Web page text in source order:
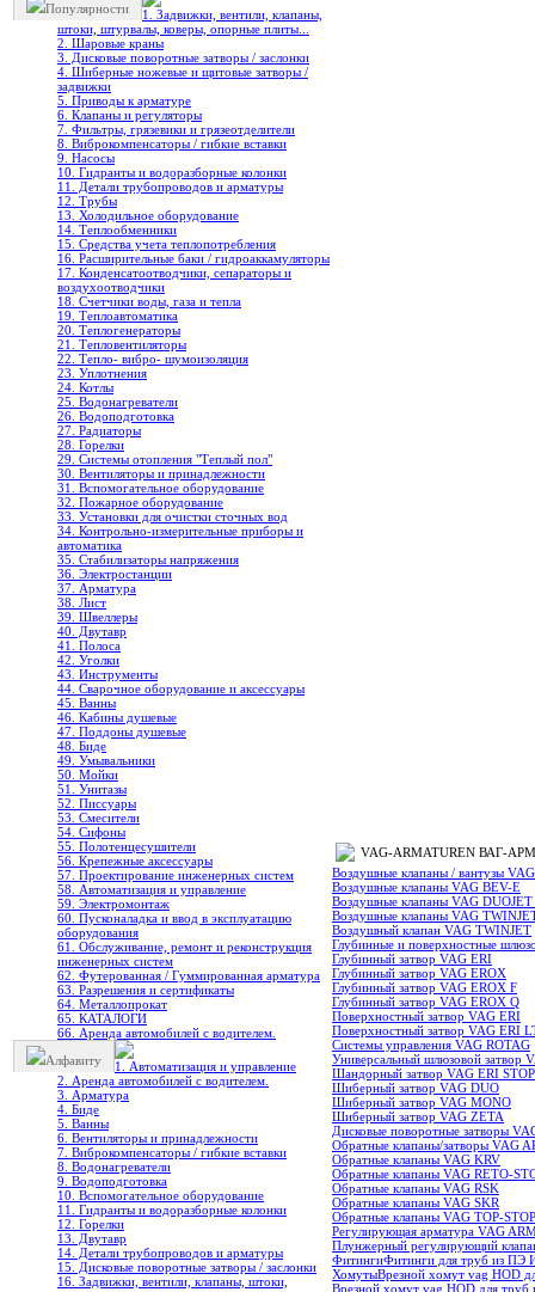
Популярности
1. Задвижки, вентили, клапаны,
штоки, штурвалы, коверы, опорные плиты...
2. Шаровые краны
3. Дисковые поворотные затворы / заслонки
4. Шиберные ножевые и щитовые затворы /
задвижки
5. Приводы к арматуре
6. Клапаны и регуляторы
7. Фильтры, грязевики и грязеотделители
8. Виброкомпенсаторы / гибкие вставки
9. Насосы
10. Гидранты и водоразборные колонки
11. Детали трубопроводов и арматуры
12. Трубы
13. Холодильное oборудование
14. Теплообменники
15. Средства учета теплопотребления
16. Расширительные баки / гидроаккамуляторы
17. Конденсатоотводчики, сепараторы и
воздухоотводчики
18. Счетчики воды, газа и тепла
19. Теплоавтоматика
20. Теплогенераторы
21. Тепловентиляторы
22. Тепло- вибро- шумоизоляция
23. Уплотнения
24. Котлы
25. Водонагреватели
26. Водоподготовка
27. Радиаторы
28. Горелки
29. Системы отопления "Теплый пол"
30. Вентиляторы и принадлежности
31. Вспомогательное оборудование
32. Пожарное оборудование
33. Установки для очистки сточных вод
34. Контрольно-измерительные приборы и
автоматика
35. Стабилизаторы напряжения
36. Электростанции
37. Арматура
38. Лист
39. Швеллеры
40. Двутавр
41. Полоса
42. Уголки
43. Инструменты
44. Сварочное оборудование и аксессуары
45. Ванны
46. Кабины душевые
47. Поддоны душевые
48. Биде
49. Умывальники
50. Мойки
51. Унитазы
52. Писсуары
53. Смесители
54. Сифоны
55. Полотенцесушители
56. Крепежные аксессуары
57. Проектирование инженерных систем
58. Автоматизация и управление
59. Электромонтаж
60. Пусконаладка и ввод в эксплуатацию
оборудования
61. Обслуживание, ремонт и реконструкция
инженерных систем
62. Футерованная / Гуммированная арматура
63. Разрешения и сертификаты
64. Металлопрокат
65. КАТАЛОГИ
66. Аренда автомобилей с водителем.
Алфавиту
1. Автоматизация и управление
2. Аренда автомобилей с водителем.
3. Арматура
4. Биде
5. Ванны
6. Вентиляторы и принадлежности
7. Виброкомпенсаторы / гибкие вставки
8. Водонагреватели
9. Водоподготовка
10. Вспомогательное оборудование
11. Гидранты и водоразборные колонки
12. Горелки
13. Двутавр
14. Детали трубопроводов и арматуры
15. Дисковые поворотные затворы / заслонки
16. Задвижки, вентили, клапаны, штоки,
VAG-ARMATUREN ВАГ-
Воздушные клапаны / вантузы
Воздушные клапаны VAG BEV-E
Воздушные клапаны VAG
Воздушные клапаны VAG
Воздушный клапан VAG TWINJET
Глубинные и поверхностные
Глубинный затвор VAG ERI
Глубинный затвор VAG EROX
Глубинный затвор VAG EROX F
Глубинный затвор VAG EROX Q
Поверхностный затвор VAG ERI
Поверхностный затвор VAG ERI
Системы управления VAG ROTAG
Универсальный шлюзовой затвор
Шандорный затвор VAG ERI
Шиберный затвор VAG DUO
Шиберный затвор VAG MONO
Шиберный затвор VAG ZETA
Дисковые поворотные затворы
Обратные клапаны/затворы
Обратные клапаны VAG KRV
Обратные клапаны VAG RETO-
Обратные клапаны VAG RSK
Обратные клапаны VAG SKR
Обратные клапаны VAG TOP-STOP
Регулирующая арматура VAG
Плунжерный регулирующий
ФитингиФитинги для труб из ПЭ
ХомутыВрезной хомут vag HOD
Врезной хомут vag HOD для труб